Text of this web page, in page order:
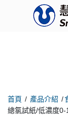
首頁 產品介紹
總氯試紙/低濃度